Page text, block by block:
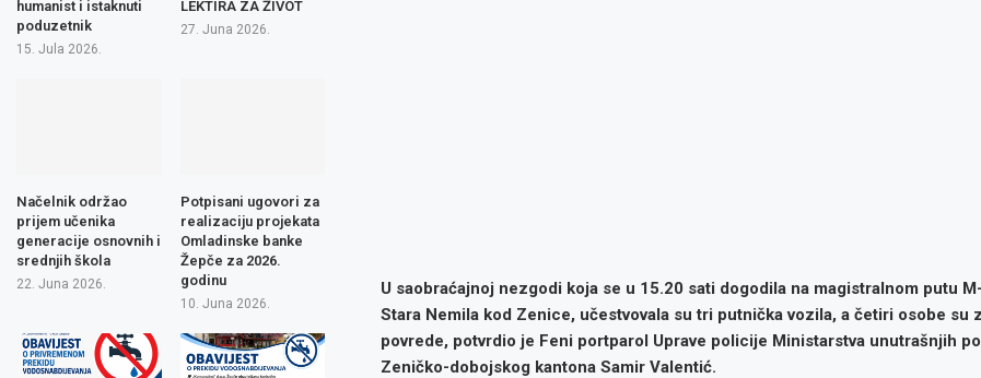
U saobraćajnoj nezgodi koja se u 15.20 sati dogodila na magistralnom putu
Stara Nemila kod Zenice, učestvovala su tri putnička vozila, a četiri osobe su
povrede, potvrdio je Feni portparol Uprave policije Ministarstva unutrašnjih
Zeničko-dobojskog kantona Samir Valentić.
humanist i istaknuti
poduzetnik
15. Jula 2026.
LEKTIRA ZA ŽIVOT
27. Juna 2026.
Načelnik održao
prijem učenika
generacije osnovnih i
srednjih škola
22. Juna 2026.
Potpisani ugovori za
realizaciju projekata
Omladinske banke
Žepče za 2026.
godinu
10. Juna 2026.